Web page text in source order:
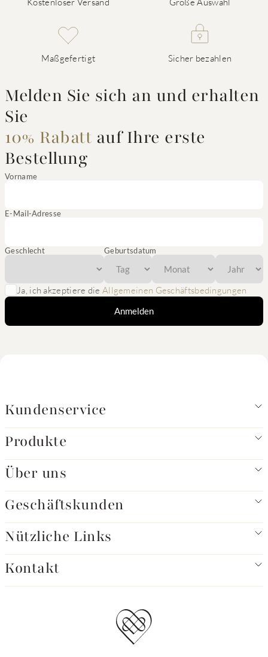
Maßgefertigt Sicher bezahlen
Melden Sie sich an und erhalten
Sie
10% Rabatt auf Ihre erste
Bestellung
Vorname
E-Mail-Adresse
Geschlecht Geburtsdatum
Ja, ich akzeptiere die Allgemeinen Geschäftsbedingungen
Anmelden
Kundenservice
Produkte
Über uns
Geschäftskunden
Nützliche Links
Kontakt